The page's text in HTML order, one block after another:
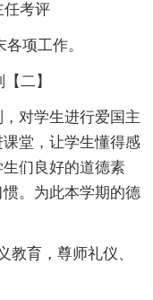
任考评
项工作。
二】
对学生进行爱国主
堂，让学生懂得感
们良好的道德素
。为此本学期的德
教育，尊师礼仪、